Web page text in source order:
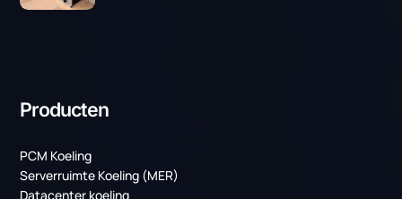
meer informatie over PCM koeling. We staan klaar om u